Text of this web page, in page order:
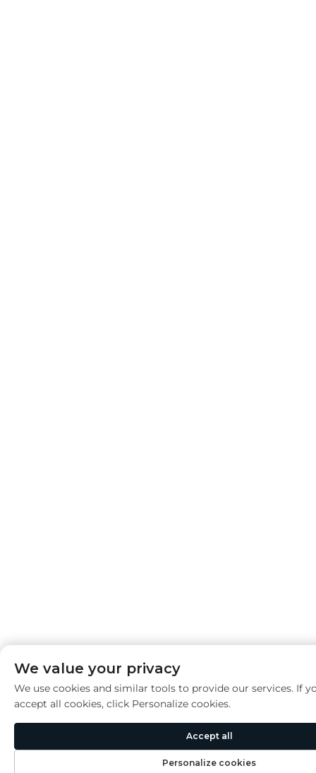
We value your privacy
We use cookies and similar tools to provide our services. If
accept all cookies, click Personalize cookies.
Personalize cookies
Accept all